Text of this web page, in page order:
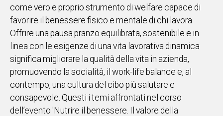
SPORT
EVENTI
STORIE
VIDEO
come vero e proprio strumento di welfare capace di
favorire il benessere fisico e mentale di chi lavora.
Offrire una pausa pranzo equilibrata, sostenibile e in
linea con le esigenze di una vita lavorativa dinamica
significa migliorare la qualità della vita in azienda,
promuovendo la socialità, il work-life balance e, al
contempo, una cultura del cibo più salutare e
consapevole. Questi i temi affrontati nel corso
dell’evento 'Nutrire il benessere. Il valore della